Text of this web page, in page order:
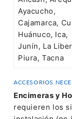
Ayacucho,
Cajamarca,
Huánuco, Ica,
Junín, La
Piura, Tacna
ACCESORIOS
Encimeras y
requieren los